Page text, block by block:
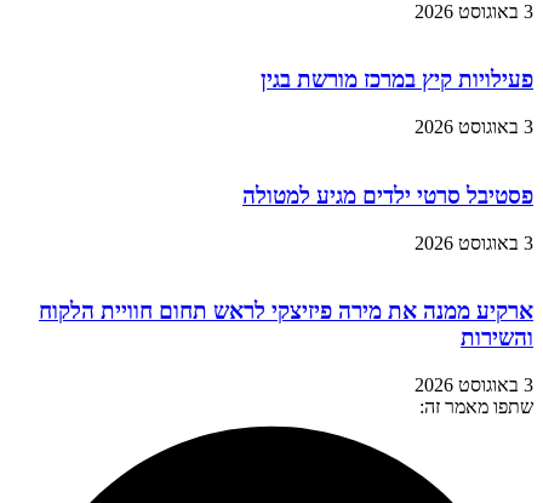
3 באוגוסט 2026
פעילויות קיץ במרכז מורשת בגין
3 באוגוסט 2026
פסטיבל סרטי ילדים מגיע למטולה
3 באוגוסט 2026
ארקיע ממנה את מירה פיזיצקי לראש תחום חוויית הלקוח
והשירות
3 באוגוסט 2026
שתפו מאמר זה: